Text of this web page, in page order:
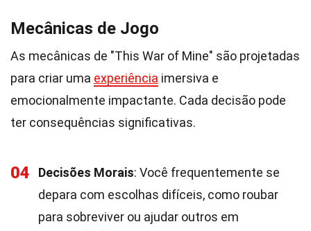
Mecânicas de Jogo
As mecânicas de "This War of Mine" são projetadas
para criar uma experiência imersiva e
emocionalmente impactante. Cada decisão pode
ter consequências significativas.
04 Decisões Morais: Você frequentemente se
depara com escolhas difíceis, como roubar
para sobreviver ou ajudar outros em